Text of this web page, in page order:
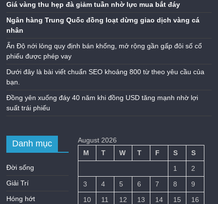
Giá vàng thu hẹp đà giảm tuần nhờ lực mua bắt đáy
Ngân hàng Trung Quốc đồng loạt dừng giao dịch vàng cá
nhân
Ấn Độ nới lỏng quy định bán khống, mở rộng gần gấp đôi số cổ
phiếu được phép vay
Dưới đây là bài viết chuẩn SEO khoảng 800 từ theo yêu cầu của
bạn.
Đồng yên xuống đáy 40 năm khi đồng USD tăng mạnh nhờ lợi
suất trái phiếu
Danh mục
Đời sống
Giải Trí
Hóng hớt
August 2026
M
T W T F S
S
1
2
3
4 5 6 7 8
9
10
11 12 13 14 15 16